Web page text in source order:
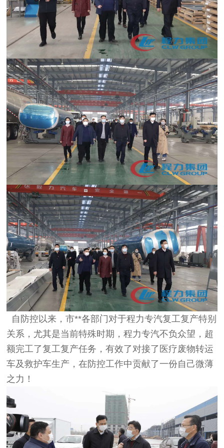
自防控以来，市**各部门对于程力专汽复工复产特别
关系，尤其是当前特殊时期，程力专汽不负众望，超
额完工了复工复产任务，有效了对接了医疗废物转运
车及救护车生产，在防控工作中贡献了一份自己微薄
之力！